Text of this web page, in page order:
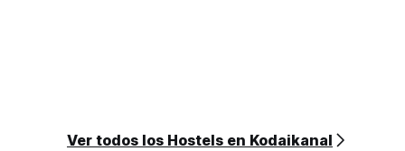
Ver todos los Hostels en Kodaikanal